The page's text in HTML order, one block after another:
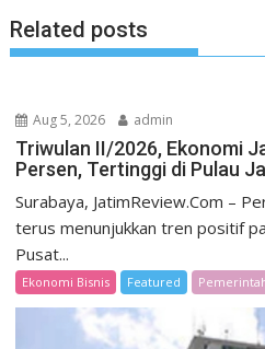
Related posts
Aug 5, 2026 admin
Triwulan II/2026, Ekonomi
Persen, Tertinggi di Pulau Ja
Surabaya, JatimReview.Com –
terus menunjukkan tren positif
Pusat...
Ekonomi Bisnis Featured